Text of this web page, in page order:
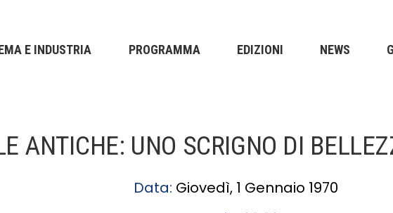
E INDUSTRIA PROGRAMMA EDIZIONI NEWS
ANTICHE: UNO SCRIGNO DI
Data: Giovedì, 1 Gennaio 1970